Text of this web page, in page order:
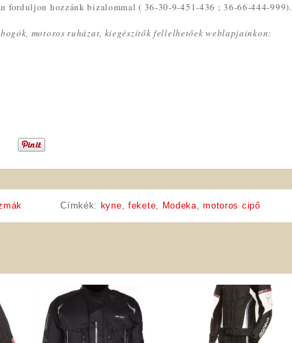
forduljon hozzánk bizalommal ( 36-30-9-451-436 ; 36-66-444-999).
motoros ruházat, kiegészítők fellelhetőek weblapjainkon:
Címkék: kyne fekete Modeka ,motoros cipő